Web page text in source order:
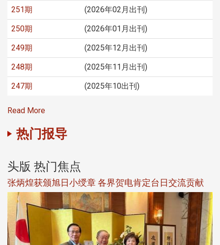
251期 (2026年02月出刊)
250期 (2026年01月出刊)
249期 (2025年12月出刊)
248期 (2025年11月出刊)
247期 (2025年10出刊)
Read More
热门报导
头版 热门焦点
张炳煌获颁旭日小绶章 各界贺电肯定台日交流贡献